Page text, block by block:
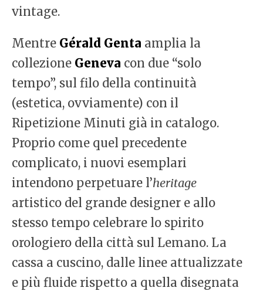
vintage.
Mentre Gérald Genta amplia la
collezione Geneva con due “solo
tempo”, sul filo della continuità
(estetica, ovviamente) con il
Ripetizione Minuti già in catalogo.
Proprio come quel precedente
complicato, i nuovi esemplari
intendono perpetuare l’heritage
artistico del grande designer e allo
stesso tempo celebrare lo spirito
orologiero della città sul Lemano. La
cassa a cuscino, dalle linee attualizzate
e più fluide rispetto a quella disegnata